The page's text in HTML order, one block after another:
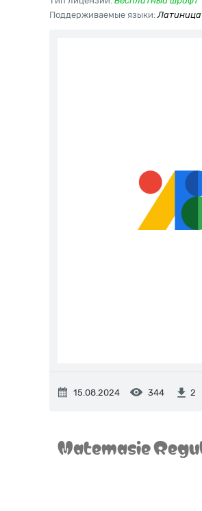
Поддерживаемые языки:Латиница
15.08.2024 344 2